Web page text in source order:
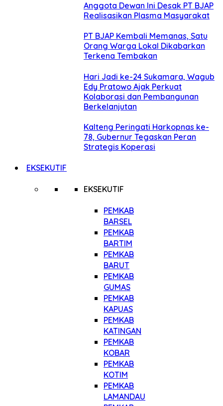
Anggota Dewan Ini Desak PT BJAP
Realisasikan Plasma Masyarakat
PT BJAP Kembali Memanas, Satu
Orang Warga Lokal Dikabarkan
Terkena Tembakan
Hari Jadi ke-24 Sukamara, Wagub
Edy Pratowo Ajak Perkuat
Kolaborasi dan Pembangunan
Berkelanjutan
Kalteng Peringati Harkopnas ke-
78, Gubernur Tegaskan Peran
Strategis Koperasi
EKSEKUTIF
EKSEKUTIF
PEMKAB
BARSEL
PEMKAB
BARTIM
PEMKAB
BARUT
PEMKAB
GUMAS
PEMKAB
KAPUAS
PEMKAB
KATINGAN
PEMKAB
KOBAR
PEMKAB
KOTIM
PEMKAB
LAMANDAU